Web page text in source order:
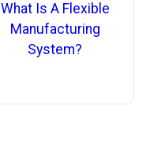
What Is A Flexible
Manufacturing
System?